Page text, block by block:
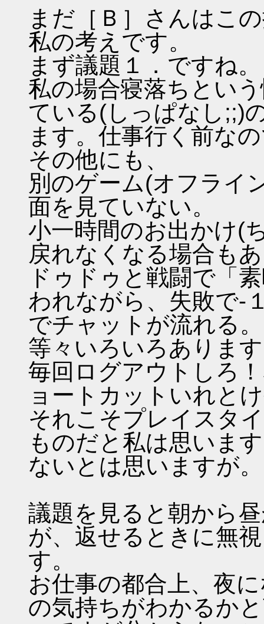
まだ［Ｂ］さんはこ
私の考えです。
まず議題１．ですね。
私の場合寝落ちとい
ている(しっぱなし;;)
ます。仕事行く前な
その他にも、
別のゲーム(オフライ
面を見ていない。
小一時間のお出かけ(
戻れなくなる場合も
ドゥドゥと戦闘で「
われながら、失敗で-
でチャットが流れる。
等々いろいろありま
毎回ログアウトしろ
ョートカットいれと
それこそプレイスタ
ものだと私は思いま
ないとは思いますが。
議題を見ると朝から
が、返せるときに無
す。
お仕事の都合上、夜
の気持ちがわかるか